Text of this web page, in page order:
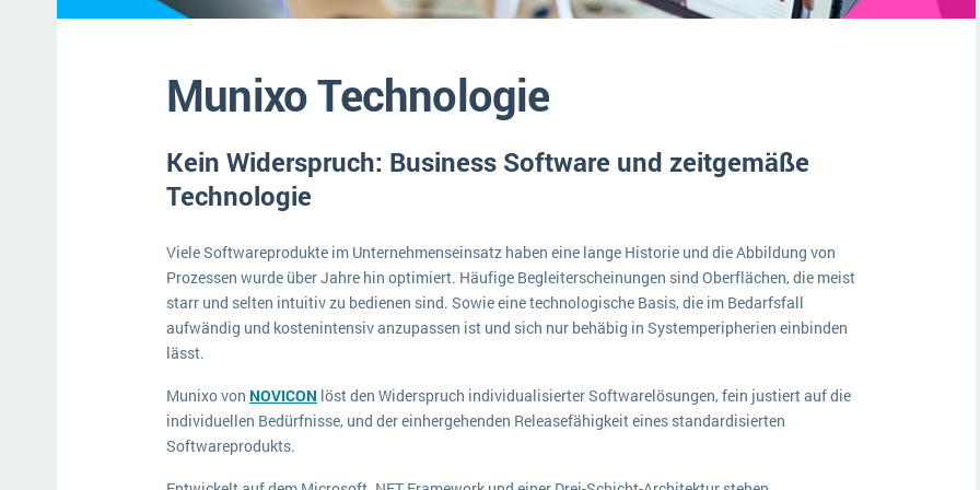
Funktionalitäten
Medien
Munixo Technologie
Kein Widerspruch: Business Software und zeitgemäße
Technologie
Viele Softwareprodukte im Unternehmenseinsatz haben eine lange Historie und die Abbildung von
Prozessen wurde über Jahre hin optimiert. Häufige Begleiterscheinungen sind Oberflächen, die meist
starr und selten intuitiv zu bedienen sind. Sowie eine technologische Basis, die im Bedarfsfall
aufwändig und kostenintensiv anzupassen ist und sich nur behäbig in Systemperipherien einbinden
lässt.
Munixo von NOVICON löst den Widerspruch individualisierter Softwarelösungen, fein justiert auf die
individuellen Bedürfnisse, und der einhergehenden Releasefähigkeit eines standardisierten
Softwareprodukts.